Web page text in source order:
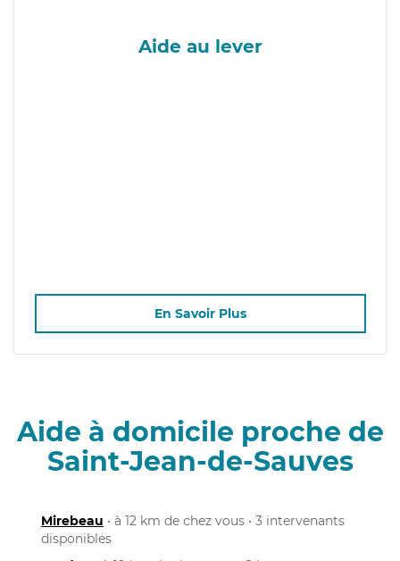
Aide au lever
En Savoir Plus
Aide à domicile proche de
Saint-Jean-de-Sauves
Mirebeau • à 12 km de chez vous • 3 intervenants
disponibles